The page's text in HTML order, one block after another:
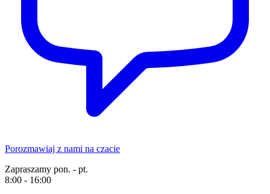
Porozmawiaj z nami na czacie
Zapraszamy pon. - pt.
8:00 - 16:00